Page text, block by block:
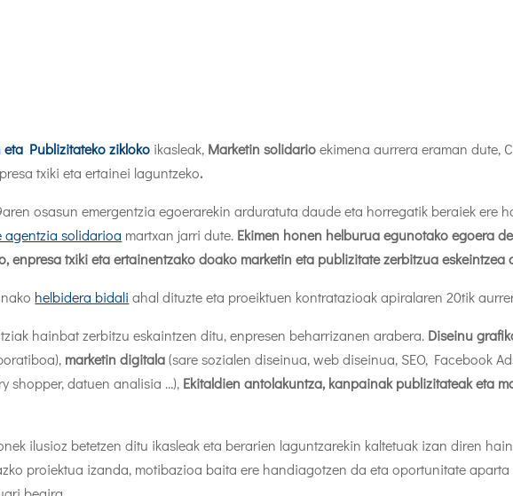
eta Publizitateko zikloko ikasleak, Marketin solidarioekimena aurrera eraman dute,
txiki eta ertainei laguntzeko.
osasun emergentzia egoerarekin arduratuta daude eta horregatik beraiek ere
agentzia solidarioa martxan jarri dute. Ekimen honen helburua egunotako egoera
enpresa txiki eta ertainentzako doako marketin eta publizitate zerbitzua eskeintzea
helbidera bidali ahal dituzte eta proeiktuen kontratazioak apiralaren 20tik
hainbat zerbitzu eskaintzen ditu, enpresen beharrizanen arabera. Diseinu
marketin digitala(sare sozialen diseinua, web diseinua, SEO, Facebook
shopper, datuen analisia …), Ekitaldien antolakuntza, kanpainak publizitateak eta
ilusioz betetzen ditu ikasleak eta berarien laguntzarekin kaltetuak izan diren
proiektua izanda, motibazioa baita ere handiagotzen da eta oportunitate